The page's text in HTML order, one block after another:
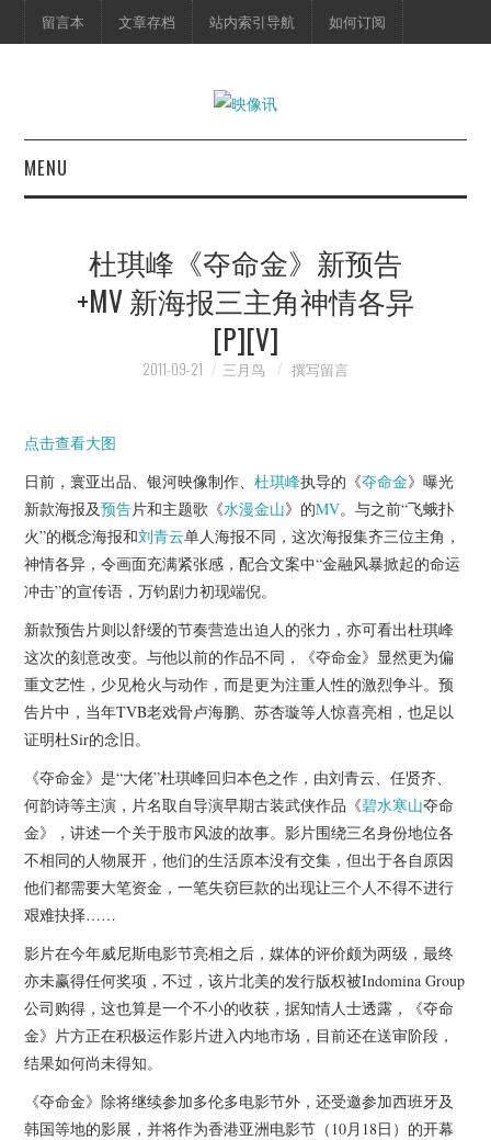
留言本 文章存档 站内索引导航 如何订阅
MENU
映像快讯
脱口秀
杂七杂八
美剧英剧
推荐电影
杜琪峰《夺命金》新预告
+MV 新海报三主角神情各异
[P][V]
2011-09-21 三月鸟 撰写留言
点击查看大图
日前，寰亚出品、银河映像制作、杜琪峰执导的《夺命金》曝光
新款海报及预告片和主题歌《水漫金山》的MV。与之前“飞蛾扑
火”的概念海报和刘青云单人海报不同，这次海报集齐三位主角，
神情各异，令画面充满紧张感，配合文案中“金融风暴掀起的命运
冲击”的宣传语，万钧剧力初现端倪。
新款预告片则以舒缓的节奏营造出迫人的张力，亦可看出杜琪峰
这次的刻意改变。与他以前的作品不同，《夺命金》显然更为偏
重文艺性，少见枪火与动作，而是更为注重人性的激烈争斗。预
告片中，当年TVB老戏骨卢海鹏、苏杏璇等人惊喜亮相，也足以
证明杜Sir的念旧。
《夺命金》是“大佬”杜琪峰回归本色之作，由刘青云、任贤齐、
何韵诗等主演，片名取自导演早期古装武侠作品《碧水寒山夺命
金》，讲述一个关于股市风波的故事。影片围绕三名身份地位各
不相同的人物展开，他们的生活原本没有交集，但出于各自原因
他们都需要大笔资金，一笔失窃巨款的出现让三个人不得不进行
艰难抉择……
影片在今年威尼斯电影节亮相之后，媒体的评价颇为两级，最终
亦未赢得任何奖项，不过，该片北美的发行版权被Indomina Group
公司购得，这也算是一个不小的收获，据知情人士透露，《夺命
金》片方正在积极运作影片进入内地市场，目前还在送审阶段，
结果如何尚未得知。
《夺命金》除将继续参加多伦多电影节外，还受邀参加西班牙及
韩国等地的影展，并将作为香港亚洲电影节（10月18日）的开幕